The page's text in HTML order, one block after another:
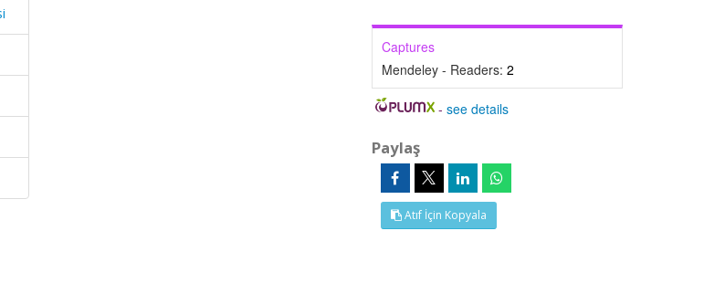
Captures
Mendeley - Readers: 2
-see details
Paylaş
Atıf İçin Kopyala